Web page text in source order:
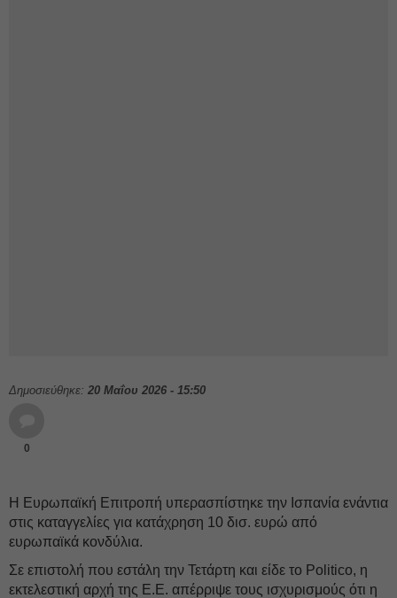
Δημοσιεύθηκε: 20 Μαΐου 2026 - 15:50
0
Η Ευρωπαϊκή Επιτροπή υπερασπίστηκε την Ισπανία ενάντια
στις καταγγελίες για κατάχρηση 10 δισ. ευρώ από
ευρωπαϊκά κονδύλια.
Σε επιστολή που εστάλη την Τετάρτη και είδε το Politico, η
εκτελεστική αρχή της Ε.Ε. απέρριψε τους ισχυρισμούς ότι η